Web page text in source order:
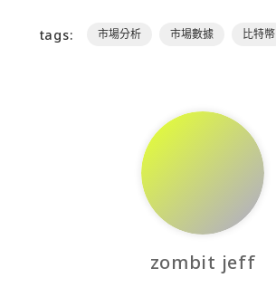
tags: 市場分析 市場數據 比特幣
zombit jeff